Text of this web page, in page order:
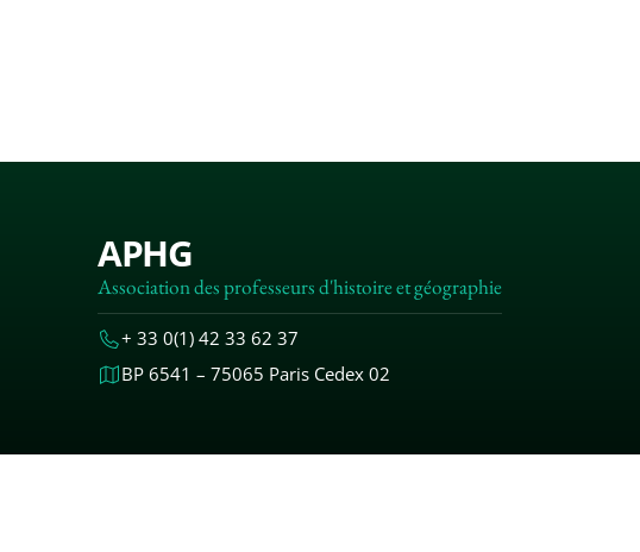
APHG
Association des professeurs d'histoire et géographie
+ 33 0(1) 42 33 62 37
BP 6541 – 75065 Paris Cedex 02